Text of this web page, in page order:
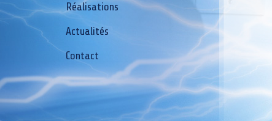
Réalisations
Actualités
Contact